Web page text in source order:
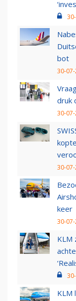
bot
30-
druk
30-
30-
keer
30-
KLM
KLM